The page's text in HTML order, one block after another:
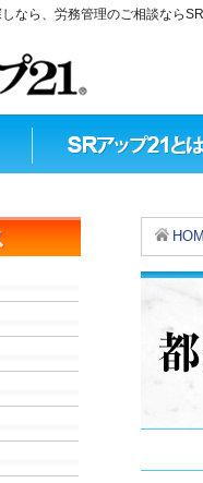
なら、労務管理のご相談なら